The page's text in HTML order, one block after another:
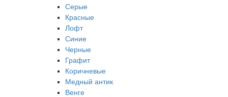
Серые
Красные
Лофт
Синие
Черные
Графит
Коричневые
Медный антик
Венге